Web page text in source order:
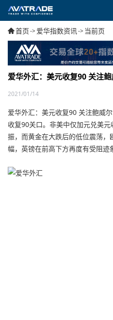
首页->爱华指数资讯-> 当前页
爱华外汇：美元收复90 关注
2021/01/14
爱华外汇：美元收复90 关注鲍威
收复90关口。非美中仅加元兑美
振，而黄金在大跌后的低位震荡
幅，英镑在前高下方再度有受阻迹